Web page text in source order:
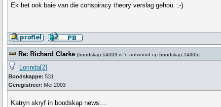
Ek het ook baie van die conspiracy theory verslag gehou. ;-)
Re: Richard Clarke [boodskap #4309 is 'n antwoord op boodskap #4305]
Lorinda[2]
Boodskappe: 531
Geregistreer: Mei 2003
Katryn skryf in boodskap news:...